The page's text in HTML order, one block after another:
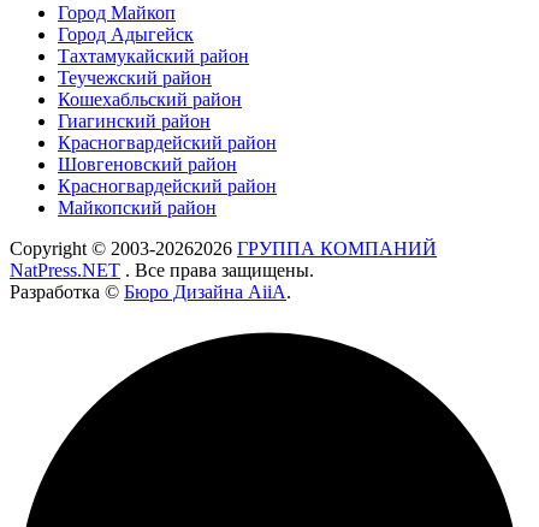
Город Майкоп
Город Адыгейск
Тахтамукайский район
Теучежский район
Кошехабльский район
Гиагинский район
Красногвардейский район
Шовгеновский район
Красногвардейский район
Майкопский район
Copyright © 2003-20262026 ГРУППА КОМПАНИЙ
NatPress.NET . Все права защищены.
Разработка © Бюро Дизайна AiiA.